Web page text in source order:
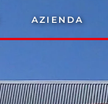
AZIENDA